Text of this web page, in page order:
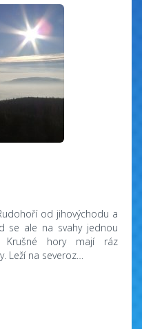
od jihovýchodu a
se ale na svahy jednou
Krušné hory mají ráz
na severoz…